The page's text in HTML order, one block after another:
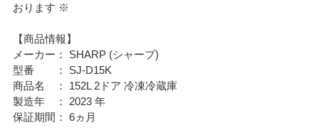
おります ※
【商品情報】
メーカー： SHARP (シャープ)
型番 ： SJ-D15K
商品名 ： 152L 2ドア 冷凍冷蔵庫
製造年 ： 2023 年
保証期間： 6ヵ月